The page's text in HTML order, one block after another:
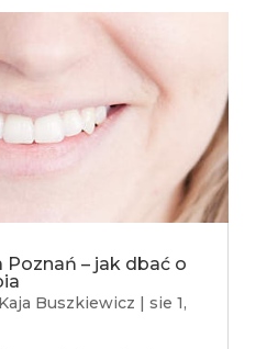
– jak dbać o
Kaja Buszkiewicz
sie 1,